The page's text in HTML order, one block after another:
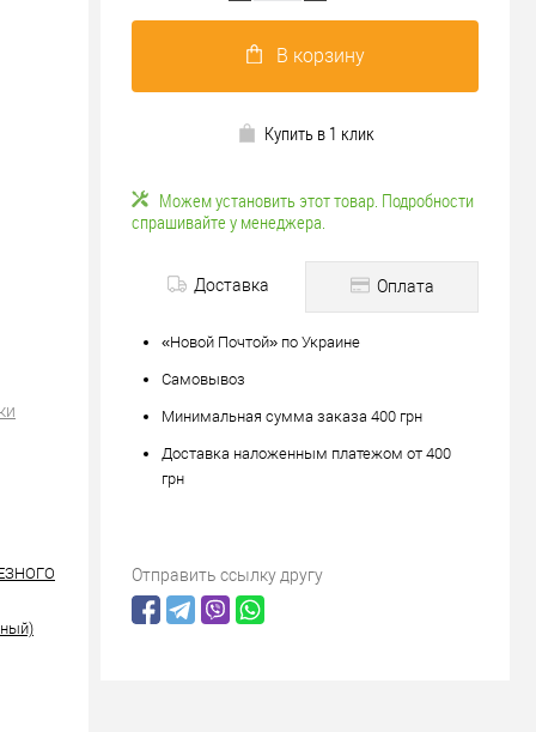
В корзину
Купить в 1 клик
Можем установить этот товар. Подробности
спрашивайте у менеджера.
Доставка Оплата
«Новой Почтой» по Украине
Самовывоз
Минимальная сумма заказа 400 грн
Доставка наложенным платежом от 400
грн
Отправить ссылку другу